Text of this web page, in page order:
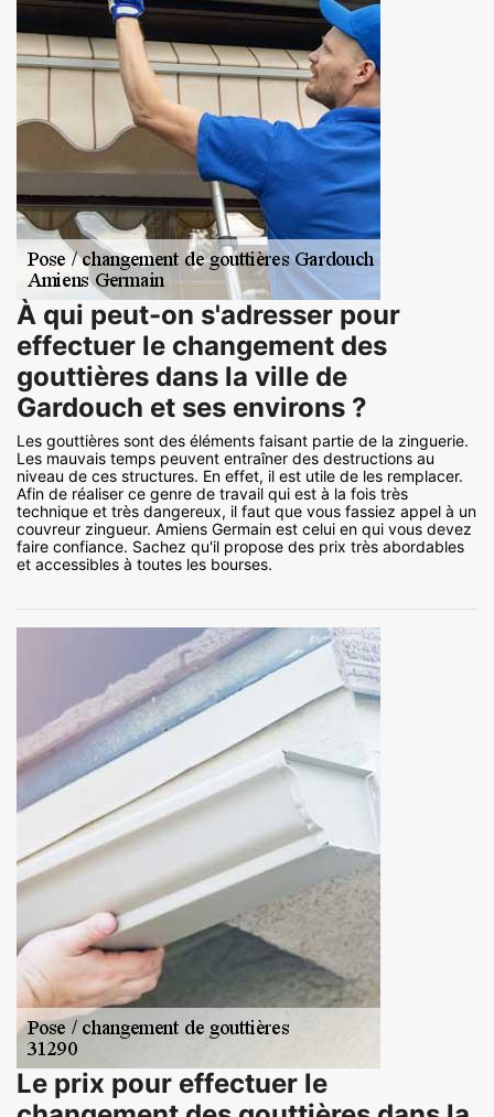
À qui peut-on s'adresser pour
effectuer le changement des
gouttières dans la ville de
Gardouch et ses environs ?
Les gouttières sont des éléments faisant partie de la zinguerie.
Les mauvais temps peuvent entraîner des destructions au
niveau de ces structures. En effet, il est utile de les remplacer.
Afin de réaliser ce genre de travail qui est à la fois très
technique et très dangereux, il faut que vous fassiez appel à un
couvreur zingueur. Amiens Germain est celui en qui vous devez
faire confiance. Sachez qu'il propose des prix très abordables
et accessibles à toutes les bourses.
Le prix pour effectuer le